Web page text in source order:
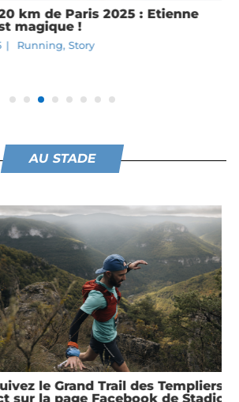
de Paris 2025 : Etienne
!
,Story
AU STADE
Grand Trail des Templiers 2025
page Facebook de Stadion à